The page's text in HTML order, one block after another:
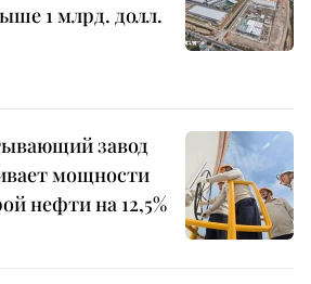
1 млрд. долл.
завод
мощности
нефти на 12,5%